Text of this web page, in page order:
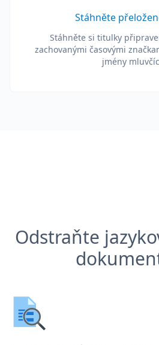
Stáhněte
Stáhněte si titulky
zachovanými časovými
jmény
Odstraňte